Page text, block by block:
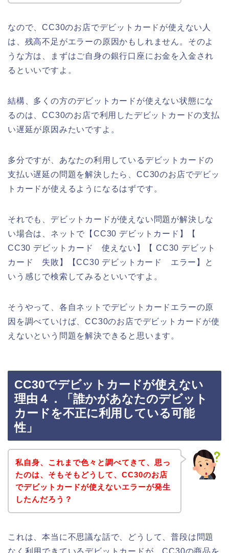
なので、CC30のお店でデビットカードが使えない人
は、残高不足がエラーの原因かもしれません。そのよ
うな方は、まずはご自身の銀行口座にお金を入金され
るといいですよ。
結構、多くの方のデビットカードが使えない状態にな
るのは、CC30のお店で利用したデビットカードの支払
い遅延が原因みたいですよ。
多分ですが、あなたの利用しているデビットカードの
支払い遅延の問題を解決したら、CC30のお店でデビッ
トカードが使えるようになるはずです。
それでも、デビットカードが使えない問題が解決しな
い場合は、ネットで【CC30 デビットカード】【
CC30 デビットカード 使えない】【 CC30 デビット
カード 失敗】【CC30 デビットカード エラー】と
いう感じで検索してみるといいですよ。
そうやって、各自ネットでデビットカードエラーの原
因を調べていけば、CC30のお店でデビットカードが使
えないという問題を解決できると思います。
CC30でデビットカードが使えない
理由４．「誰かがあなたのデビット
カードを不正に利用している可能
性」
私自身、これまで色々と調べてきて、思っ
たのは、そもそもどうして、CC30のお店
でデビットカードが使えないエラーが発生
したんだろう？
これは、本当に不思議な話で、どうして、普段は問題
なく利用できているデビットカードが、CC30の商品を